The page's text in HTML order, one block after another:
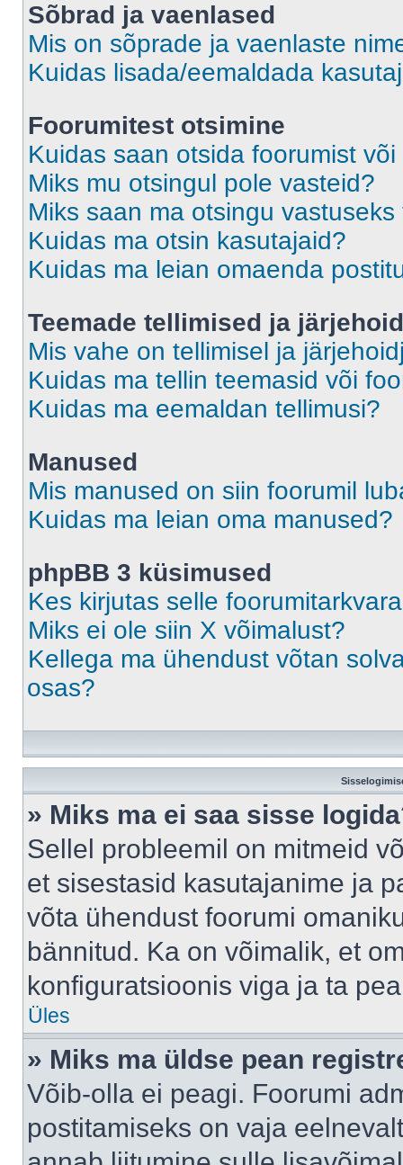
Sõbrad ja vaenlased
Mis on sõprade ja vaenlaste
Kuidas lisada/eemaldada
Foorumitest otsimine
Kuidas saan otsida foorumist
Miks mu otsingul pole vasteid?
Miks saan ma otsingu
Kuidas ma otsin kasutajaid?
Kuidas ma leian omaenda
Teemade tellimised ja
Mis vahe on tellimisel ja
Kuidas ma tellin teemasid või
Kuidas ma eemaldan tellimusi?
Manused
Mis manused on siin foorumil
Kuidas ma leian oma manused?
phpBB 3 küsimused
Kes kirjutas selle
Miks ei ole siin X võimalust?
Kellega ma ühendust võtan
osas?
» Miks ma ei saa sisse
Sellel probleemil on mitmeid
et sisestasid kasutajanime ja
võta ühendust foorumi
bännitud. Ka on võimalik, et
konfiguratsioonis viga ja ta
Üles
» Miks ma üldse pean
Võib-olla ei peagi. Foorumi
postitamiseks on vaja